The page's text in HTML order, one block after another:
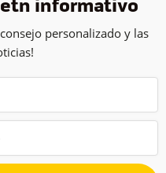
informativo
personalizado y las